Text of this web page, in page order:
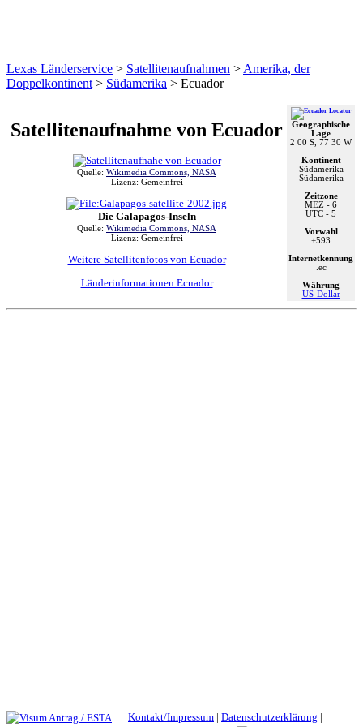
Lexas Länderservice > Satellitenaufnahmen > Amerika, der
Doppelkontinent > Südamerika > Ecuador
Satellitenaufnahme von Ecuador
Quelle: Wikimedia Commons, NASA
Lizenz: Gemeinfrei
Die Galapagos-Inseln
Quelle: Wikimedia Commons, NASA
Lizenz: Gemeinfrei
Weitere Satellitenfotos von Ecuador
Länderinformationen Ecuador
Geographische
Lage
2 00 S, 77 30 W
Kontinent
Südamerika
Südamerika
Zeitzone
MEZ - 6
UTC - 5
Vorwahl
+593
Internetkennung
.ec
Währung
US-Dollar
Kontakt/Impressum | Datenschutzerklärung |